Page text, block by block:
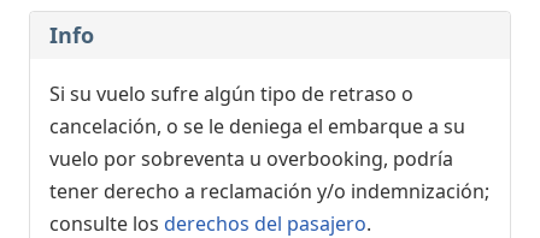
Info
Si su vuelo sufre algún tipo de retraso o
cancelación, o se le deniega el embarque a su
vuelo por sobreventa u overbooking, podría
tener derecho a reclamación y/o indemnización;
consulte los derechos del pasajero.